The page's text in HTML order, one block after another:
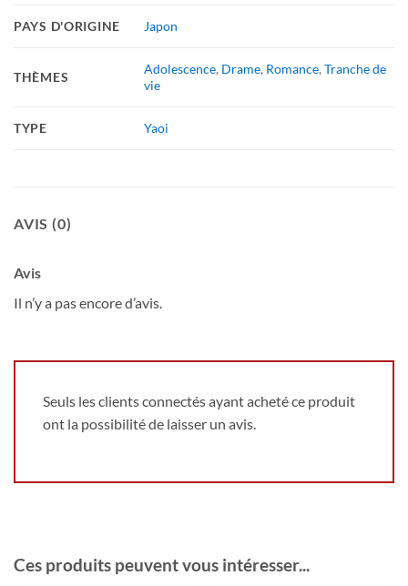
PAYS D'ORIGINE Japon
THÈMES
Adolescence, Drame, Romance,Tranche de
vie
TYPE Yaoi
AVIS (0)
Avis
Il n’y a pas encore d’avis.
Seuls les clients connectés ayant acheté ce produit
ont la possibilité de laisser un avis.
Ces produits peuvent vous intéresser...